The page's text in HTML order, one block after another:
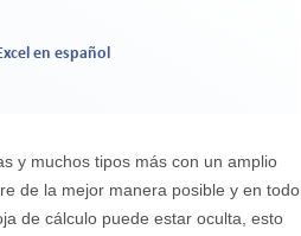
en español
y muchos tipos más con un amplio
de la mejor manera posible y en todo
de cálculo puede estar oculta, esto